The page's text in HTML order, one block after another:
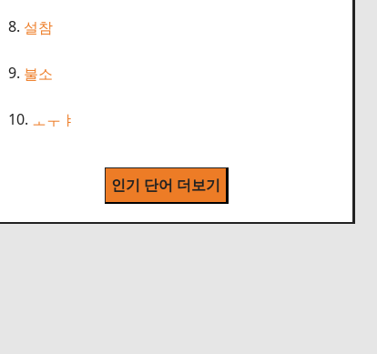
8. 설참
9. 불소
10. ㅗㅜㅑ
인기 단어 더보기